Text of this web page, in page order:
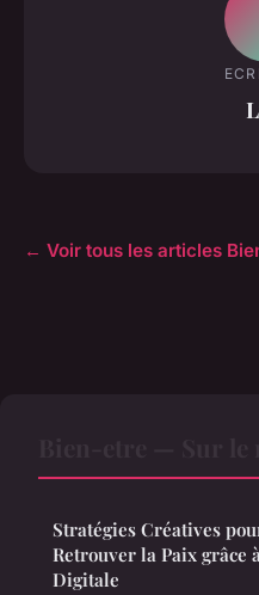
← Voir tous les articles
Stratégies Créatives
Retrouver la Paix grâce
Digitale